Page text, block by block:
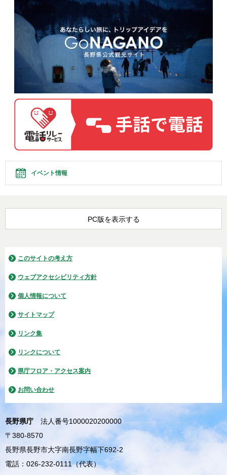
イベント情報
PC版を表示する
このサイトの考え方
ウェブアクセシビリティ方針
個人情報について
サイトマップ
リンク集
リンクについて
県庁フロア・アクセス案内
お問い合わせ
長野県庁
法人番号1000020200000
〒380-8570
長野県長野市大字南長野字幅下692-2
電話：026-232-0111（代表）